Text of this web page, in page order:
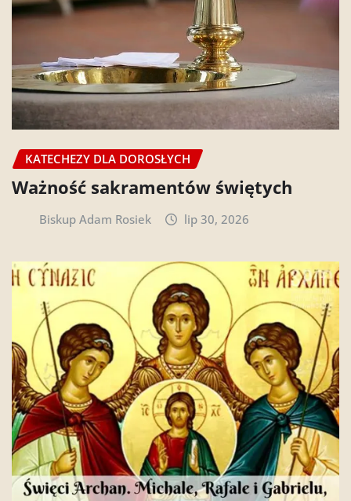
KATECHEZY DLA DOROSŁYCH
Ważność sakramentów świętych
Biskup Adam Rosiek lip 30, 2026